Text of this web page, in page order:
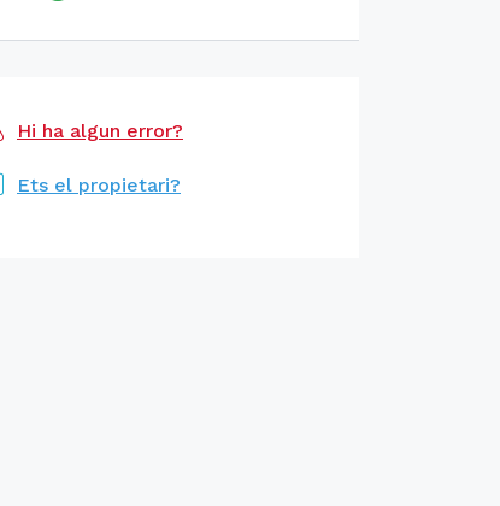
Hi ha algun error?
Ets el propietari?